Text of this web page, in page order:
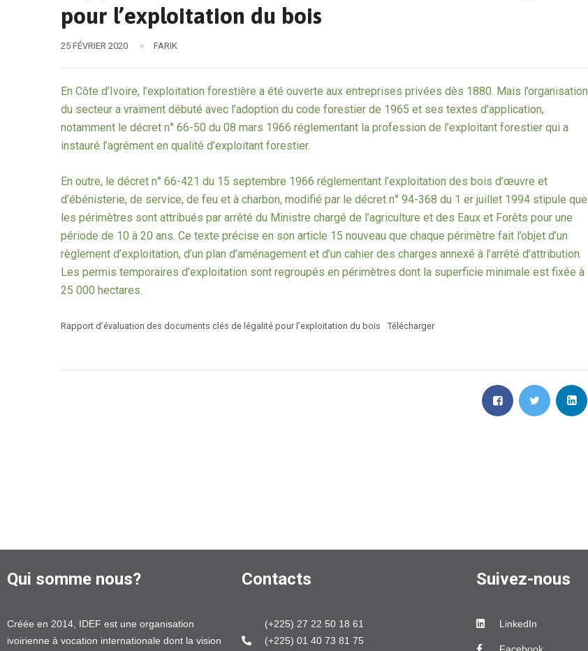
pour l’exploitation du bois
25 FÉVRIER 2020 FARIK
En Côte d’Ivoire, l’exploitation forestière a été ouverte aux entreprises privées dès 1880. Mais l’organisation
du secteur a vraiment débuté avec l’adoption du code forestier de 1965 et ses textes d’application,
notamment le décret n° 66-50 du 08 mars 1966 réglementant la profession de l’exploitant forestier qui a
instauré l’agrément en qualité d’exploitant forestier.
En outre, le décret n° 66-421 du 15 septembre 1966 réglementant l’exploitation des bois d’œuvre et
d’ébénisterie, de service, de feu et à charbon, modifié par le décret n° 94-368 du 1 er juillet 1994 stipule que
les périmètres sont attribués par arrêté du Ministre chargé de l’agriculture et des Eaux et Forêts pour une
période de 10 à 20 ans. Ce texte précise en son article 15 nouveau que chaque périmètre fait l’objet d’un
règlement d’exploitation, d’un plan d’aménagement et d’un cahier des charges annexé à l’arrêté d’attribution.
Les permis temporaires d’exploitation sont regroupés en périmètres dont la superficie minimale est fixée à
25 000 hectares.
Rapport d’évaluation des documents clés de légalité pour l’exploitation du bois Télécharger
Qui somme nous?
Créée en 2014, IDEF est une organisation
ivoirienne à vocation internationale dont la vision
Contacts
(+225) 27 22 50 18 61
(+225) 01 40 73 81 75
Suivez-nous
LinkedIn
Facebook